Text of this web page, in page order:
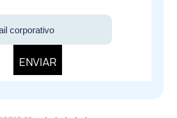
ENVIAR